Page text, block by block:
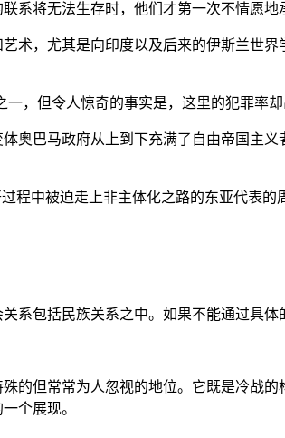
系将无法生存时，他们才第一次不情愿地
术，尤其是向印度以及后来的伊斯兰世
，但令人惊奇的事实是，这里的犯罪率
奥巴马政府从上到下充满了自由帝国主
程中被迫走上非主体化之路的东亚代表
系包括民族关系之中。如果不能通过具
的但常常为人忽视的地位。它既是冷战
个展现。